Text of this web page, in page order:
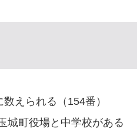
えられる（154番）
城町役場と中学校がある